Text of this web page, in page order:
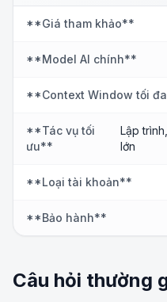
**Giá tham khảo**
**Model AI chính**
**Context Window tối
**Tác vụ tối
ưu**
Lập
lớn
**Loại tài khoản**
**Bảo hành**
Câu hỏi thường